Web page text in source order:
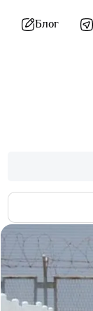
Блог